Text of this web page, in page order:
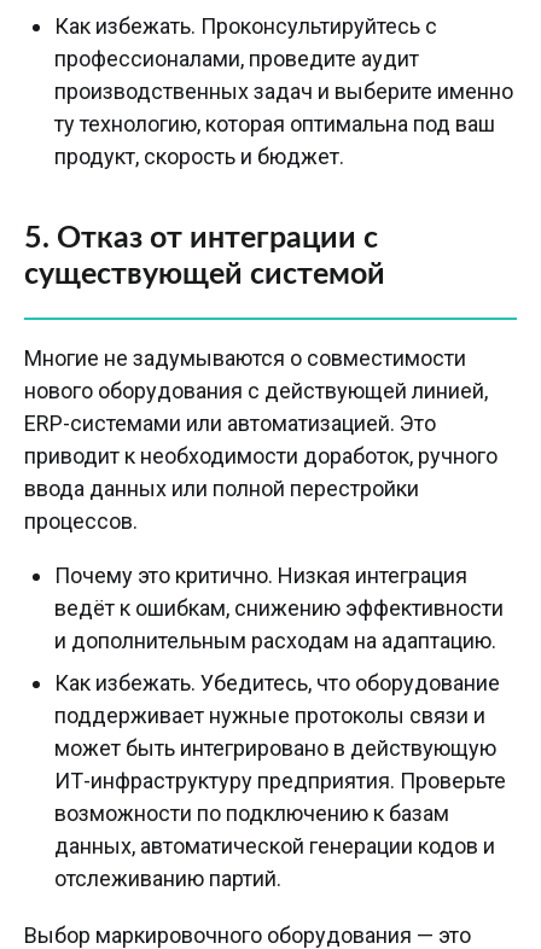
Как избежать. Проконсультируйтесь с
профессионалами, проведите аудит
производственных задач и выберите именно
ту технологию, которая оптимальна под ваш
продукт, скорость и бюджет.
5. Отказ от интеграции с
существующей системой
Многие не задумываются о совместимости
нового оборудования с действующей линией,
ERP-системами или автоматизацией. Это
приводит к необходимости доработок, ручного
ввода данных или полной перестройки
процессов.
Почему это критично. Низкая интеграция
ведёт к ошибкам, снижению эффективности
и дополнительным расходам на адаптацию.
Как избежать. Убедитесь, что оборудование
поддерживает нужные протоколы связи и
может быть интегрировано в действующую
ИТ-инфраструктуру предприятия. Проверьте
возможности по подключению к базам
данных, автоматической генерации кодов и
отслеживанию партий.
Выбор маркировочного оборудования — это